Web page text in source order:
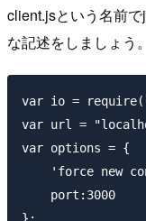
client.jsという名前
な記述をしましょう。
var io =
var url =
var options = {
'force new
    port:3000